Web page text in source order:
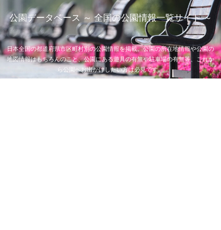
公園データベース ～ 全国の公園情報一覧サイト ～
日本全国の都道府県市区町村別の公園情報を掲載。公園の所在地情報や公園の
地図情報はもちろんのこと、公園にある遊具の有無や駐車場の有無等、これか
ら公園へお出かけしたい方は必見です。